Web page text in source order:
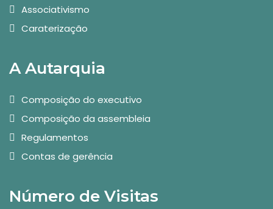
Associativismo
Caraterização
A Autarquia
Composição do executivo
Composição da assembleia
Regulamentos
Contas de gerência
Número de Visitas